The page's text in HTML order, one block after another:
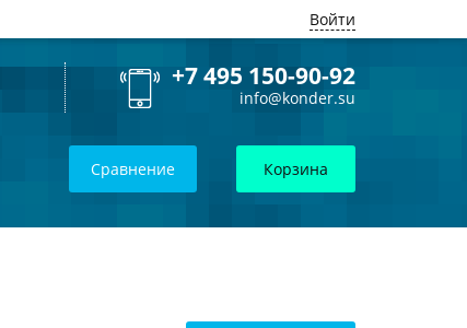
Войти
+7 495 150-90-92
info@konder.su
Сравнение Корзина